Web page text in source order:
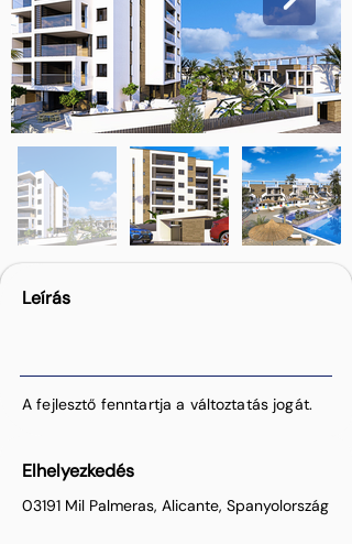
Leírás
A fejlesztő fenntartja a változtatás jogát.
Elhelyezkedés
03191 Mil Palmeras, Alicante, Spanyolország